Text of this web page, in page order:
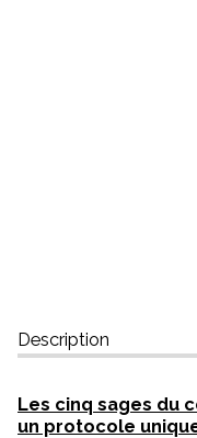
Description
Les cinq sages du
un protocole